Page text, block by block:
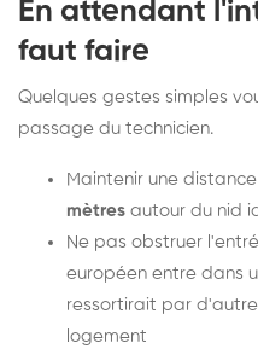
En attendant
faut faire
Quelques gestes simples
passage du technicien.
Maintenir une
mètres autour du nid
Ne pas obstruer
européen entre dans
ressortirait par
logement